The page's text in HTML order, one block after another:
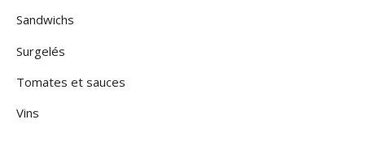
Sandwichs
Surgelés
Tomates et sauces
Vins